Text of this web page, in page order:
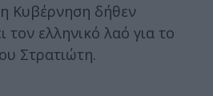
Κυβέρνηση δήθεν
τον ελληνικό λαό για το
Στρατιώτη.